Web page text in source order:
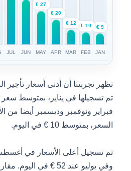
9 €
JAN
10 €
FEB
12 €
MAR
20 €
APR
27 €
MAY
JUN
JUL
تظهر تجربتنا أن أدنى أسعار تأجير
فبراير ونوفمبر وديسمبر أيضا من
السعر، بمتوسط 10 € في اليوم.
وفي يوليو عند 52 € في